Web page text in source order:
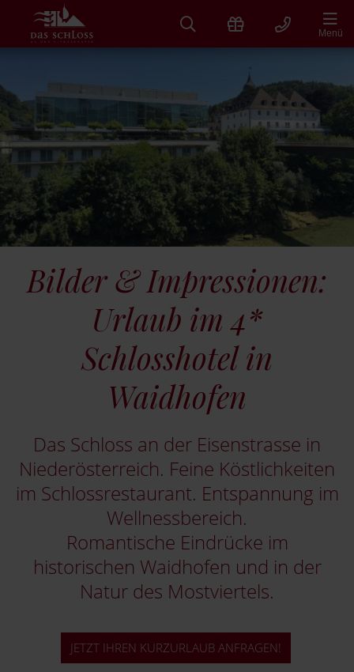
springen
Menü
Bilder & Impressionen:
Urlaub im 4*
Schlosshotel in
Waidhofen
Das Schloss an der Eisenstrasse in
Niederösterreich. Feine Köstlichkeiten
im Schlossrestaurant. Entspannung im
Wellnessbereich.
Romantische Eindrücke im
historischen Waidhofen und in der
Natur des Mostviertels.
JETZT IHREN KURZURLAUB ANFRAGEN!